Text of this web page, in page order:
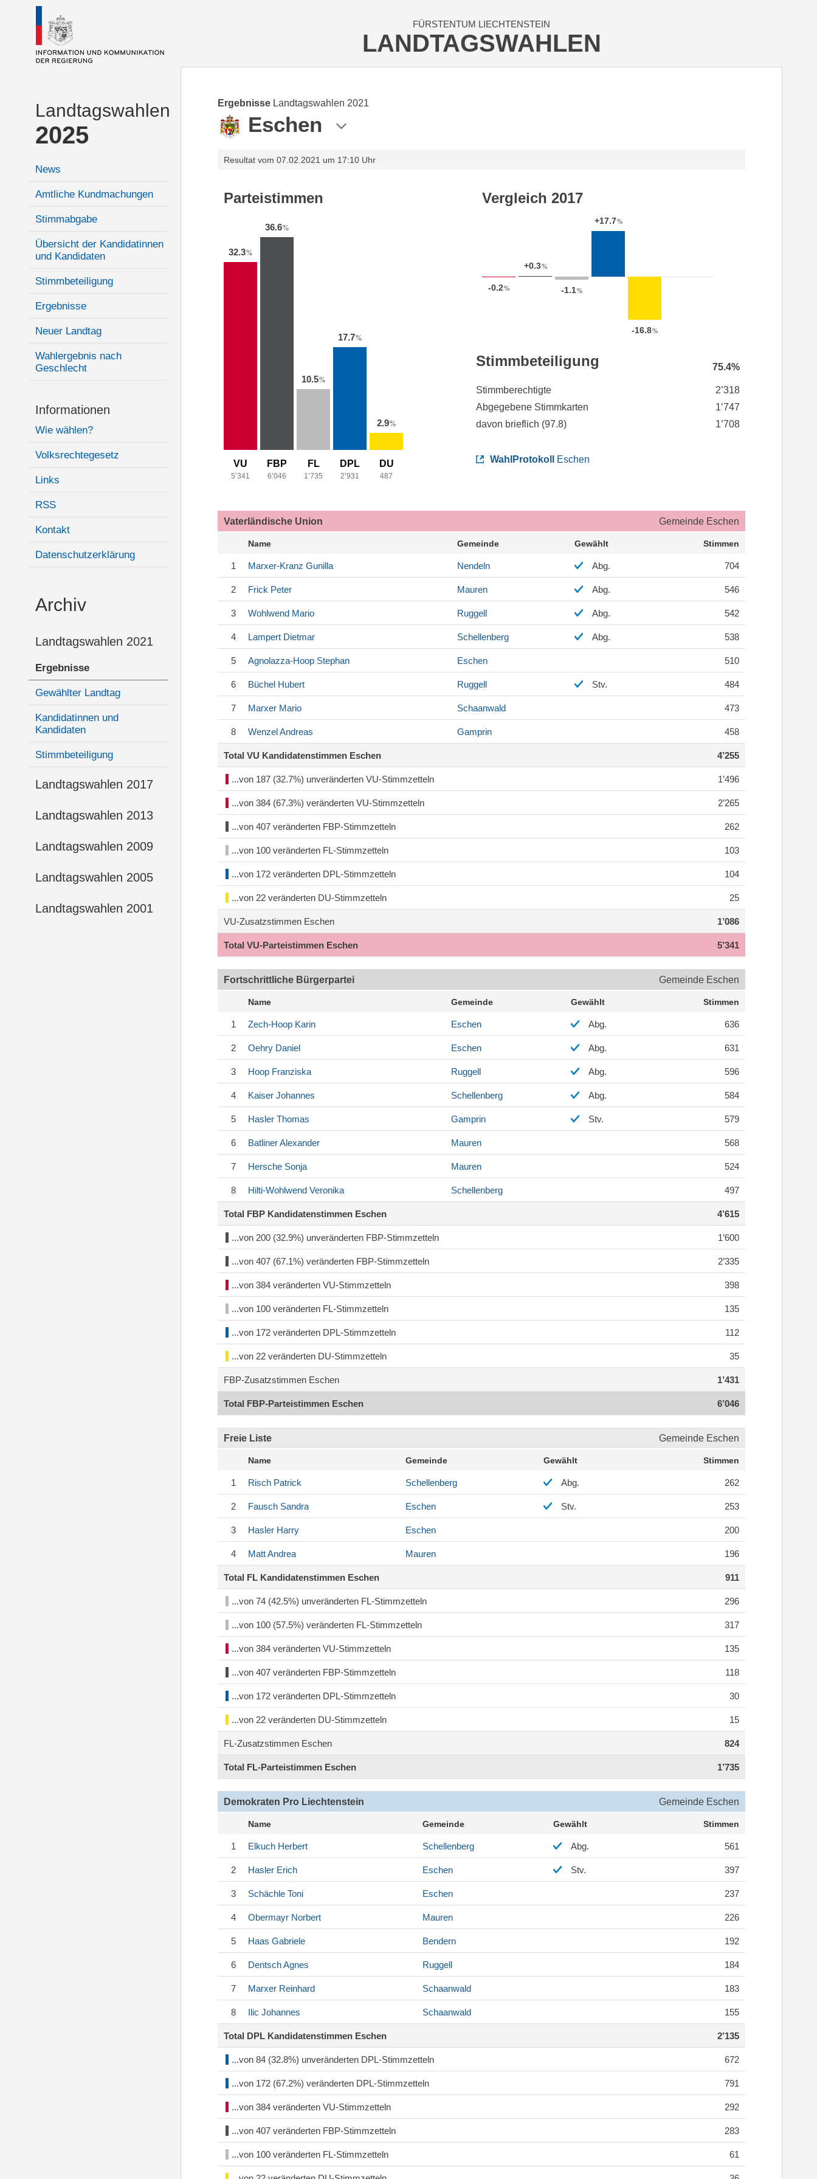
Landtagswahlen
2025
News
Amtliche Kundmachungen
Stimmabgabe
Übersicht der Kandidatinnen
und Kandidaten
Stimmbeteiligung
Ergebnisse
Neuer Landtag
Wahlergebnis nach
Geschlecht
Informationen
Wie wählen?
Volksrechtegesetz
Links
RSS
Kontakt
Datenschutzerklärung
Archiv
Landtagswahlen 2021
Ergebnisse
Gewählter Landtag
Kandidatinnen und
Kandidaten
Stimmbeteiligung
Landtagswahlen 2017
Landtagswahlen 2013
Landtagswahlen 2009
Landtagswahlen 2005
Landtagswahlen 2001
FÜRSTENTUM LIECHTENSTEIN
LANDTAGSWAHLEN
Ergebnisse Landtagswahlen 2021
Eschen
Resultat vom 07.02.2021 um 17:10 Uhr
Parteistimmen
32.3%
VU
5’341
36.6%
FBP
6’046
10.5%
FL
1’735
17.7%
DPL
2’931
2.9%
DU
487
Vergleich 2017
-0.2%
+0.3%
-1.1%
+17.7%
-16.8%
Stimmbeteiligung 75.4%
Stimmberechtigte
2’318
Abgegebene Stimmkarten
1’747
davon brieflich (97.8) 1’708
WahlProtokoll Eschen
Vaterländische Union Gemeinde Eschen
Name Gemeinde Gewählt Stimmen
1 Marxer-Kranz Gunilla Nendeln Abg. 704
2 Frick Peter Mauren Abg. 546
3 Wohlwend Mario Ruggell Abg. 542
4 Lampert Dietmar Schellenberg Abg. 538
5 Agnolazza-Hoop Stephan Eschen 510
6 Büchel Hubert Ruggell Stv. 484
7 Marxer Mario Schaanwald 473
8 WenzelAndreas Gamprin 458
Total VU Kandidatenstimmen Eschen 4’255
...von 187 (32.7%) unveränderten VU-Stimmzetteln 1’496
...von 384 (67.3%) veränderten VU-Stimmzetteln 2’265
...von 407 veränderten FBP-Stimmzetteln 262
...von 100 veränderten FL-Stimmzetteln 103
...von 172 veränderten DPL-Stimmzetteln 104
...von 22 veränderten DU-Stimmzetteln 25
VU-Zusatzstimmen Eschen 1’086
Total VU-Parteistimmen Eschen 5’341
Fortschrittliche Bürgerpartei Gemeinde Eschen
Name Gemeinde Gewählt Stimmen
1 Zech-Hoop Karin Eschen Abg. 636
2 Oehry Daniel Eschen Abg. 631
3 Hoop Franziska Ruggell Abg. 596
4 Kaiser Johannes Schellenberg Abg. 584
5 Hasler Thomas Gamprin Stv. 579
6 BatlinerAlexander Mauren 568
7 Hersche Sonja Mauren 524
8 Hilti-Wohlwend Veronika Schellenberg 497
Total FBP Kandidatenstimmen Eschen 4’615
...von 200 (32.9%) unveränderten FBP-Stimmzetteln 1’600
...von 407 (67.1%) veränderten FBP-Stimmzetteln 2’335
...von 384 veränderten VU-Stimmzetteln 398
...von 100 veränderten FL-Stimmzetteln 135
...von 172 veränderten DPL-Stimmzetteln 112
...von 22 veränderten DU-Stimmzetteln 35
FBP-Zusatzstimmen Eschen 1’431
Total FBP-Parteistimmen Eschen 6’046
Freie Liste Gemeinde Eschen
Name Gemeinde Gewählt Stimmen
1 Risch Patrick Schellenberg Abg. 262
2 Fausch Sandra Eschen Stv. 253
3 Hasler Harry Eschen 200
4 MattAndrea Mauren 196
Total FL Kandidatenstimmen Eschen 911
...von 74 (42.5%) unveränderten FL-Stimmzetteln 296
...von 100 (57.5%) veränderten FL-Stimmzetteln 317
...von 384 veränderten VU-Stimmzetteln 135
...von 407 veränderten FBP-Stimmzetteln 118
...von 172 veränderten DPL-Stimmzetteln 30
...von 22 veränderten DU-Stimmzetteln 15
FL-Zusatzstimmen Eschen 824
Total FL-Parteistimmen Eschen 1’735
Demokraten Pro Liechtenstein Gemeinde Eschen
Name Gemeinde Gewählt Stimmen
1 Elkuch Herbert Schellenberg Abg. 561
2 Hasler Erich Eschen Stv. 397
3 Schächle Toni Eschen 237
4 Obermayr Norbert Mauren 226
5 Haas Gabriele Bendern 192
6 DentschAgnes Ruggell 184
7 Marxer Reinhard Schaanwald 183
8 Ilic Johannes Schaanwald 155
Total DPL Kandidatenstimmen Eschen 2’135
...von 84 (32.8%) unveränderten DPL-Stimmzetteln 672
...von 172 (67.2%) veränderten DPL-Stimmzetteln 791
...von 384 veränderten VU-Stimmzetteln 292
...von 407 veränderten FBP-Stimmzetteln 283
...von 100 veränderten FL-Stimmzetteln 61